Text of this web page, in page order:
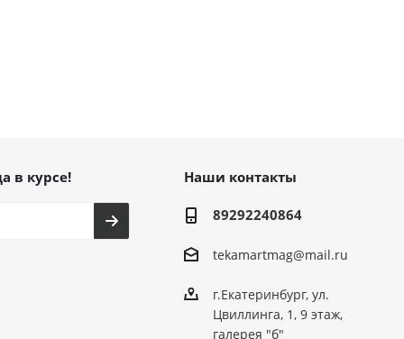
в курсе! Наши контакты
89292240864
tekamartmag@mail.ru
г.Екатеринбург, ул.
Цвиллинга, 1, 9 этаж,
галерея "б"